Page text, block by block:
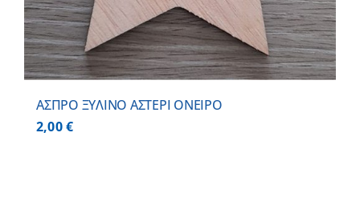
ΑΣΠΡΟ ΞΥΛΙΝΟ ΑΣΤΕΡΙ ΟΝΕΙΡΟ
2,00€